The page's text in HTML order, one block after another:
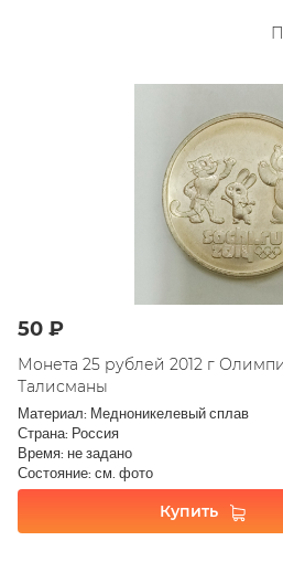
50 ₽
Монета 25 рублей 2012 г
Талисманы
Материал: Медноникелевый сплав
Страна: Россия
Время: не задано
Состояние: см. фото
Купить